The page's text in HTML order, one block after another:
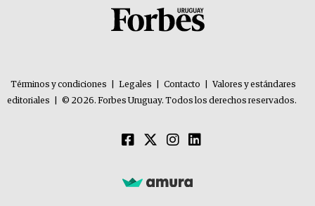
Términos y condiciones Legales Contacto
Valores y estándares
editoriales
© 2026. Forbes Uruguay. Todos los derechos reservados.